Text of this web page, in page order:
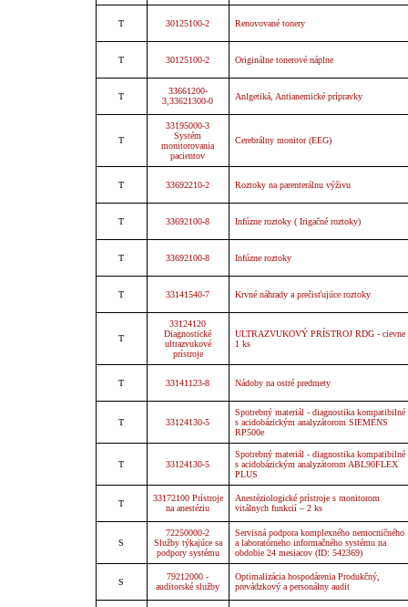
T 30125100-2 Renovované tonery
T 30125100-2 Originálne tonerové náplne
T
33661200-
3,33621300-0
Anlgetiká, Antianemické prípravky
T
33195000-3
Systém
monitorovania
pacientov
Cerebrálny monitor (EEG)
T 33692210-2 Roztoky na parenterálnu výživu
T 33692100-8 Infúzne roztoky ( Irigačné roztoky)
T 33692100-8 Infúzne roztoky
T 33141540-7 Krvné náhrady a prečisťujúce roztoky
T
33124120
Diagnostické
ultrazvukové
prístroje
ULTRAZVUKOVÝ PRÍSTROJ RDG - cievne
1 ks
T 33141123-8 Nádoby na ostré predmety
T 33124130-5
Spotrebný materiál - diagnostika kompatibilné
s acidobázickým analyzátorom SIEMENS
RP500e
T 33124130-5
Spotrebný materiál - diagnostika kompatibilné
s acidobázickým analyzátorom ABL90FLEX
PLUS
T
33172100 Prístroje
na anestéziu
Anestéziologické prístroje s monitorom
vitálnych funkcií – 2 ks
S
72250000-2
Služby týkajúce sa
podpory systému
Servisná podpora komplexného nemocničného
a laboratórneho informačného systému na
obdobie 24 mesiacov (ID: 542369)
S
79212000 -
auditorské služby
Optimalizácia hospodárenia Produkčný,
prevádzkový a personálny audit